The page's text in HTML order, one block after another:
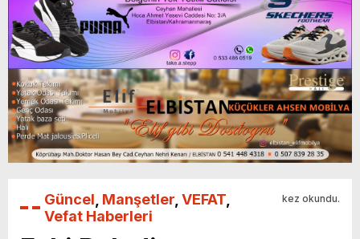
Güncel Manşetler VEFAT
Vefat Haberleri
kez okundu.